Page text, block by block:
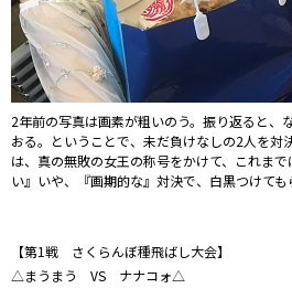
2年前の写真は画素が粗いのう。振り返ると、
おる。ということで、未だ負けなしの2人を対
は、真の無敗の女王の称号をかけて、これま
い』いや、『画期的な』対決で、白黒つけても
【第1戦 さくらんぼ種飛ばし大会】
△まうまう VS ナナコォ△